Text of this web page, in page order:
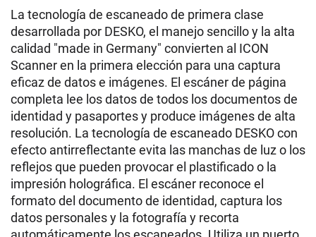
La tecnología de escaneado de primera clase
desarrollada por DESKO, el manejo sencillo y la alta
calidad "made in Germany" convierten al ICON
Scanner en la primera elección para una captura
eficaz de datos e imágenes. El escáner de página
completa lee los datos de todos los documentos de
identidad y pasaportes y produce imágenes de alta
resolución. La tecnología de escaneado DESKO con
efecto antirreflectante evita las manchas de luz o los
reflejos que pueden provocar el plastificado o la
impresión holográfica. El escáner reconoce el
formato del documento de identidad, captura los
datos personales y la fotografía y recorta